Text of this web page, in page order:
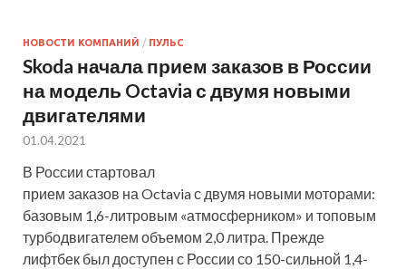
НОВОСТИ КОМПАНИЙ / ПУЛЬС
Skoda начала прием заказов в России
на модель Octavia с двумя новыми
двигателями
01.04.2021
В России стартовал
прием заказов на Octavia с двумя новыми моторами:
базовым 1,6-литровым «атмосферником» и топовым
турбодвигателем объемом 2,0 литра. Прежде
лифтбек был доступен с России со 150-сильной 1,4-